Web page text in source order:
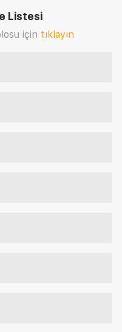
Listesi
için tıklayın